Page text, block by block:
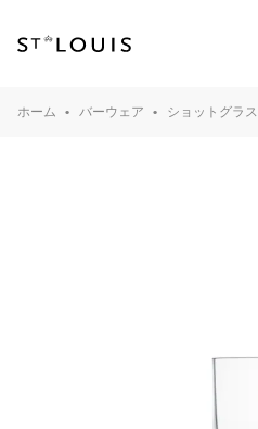
テーブルウェア
ホーム バーウェア ショットグラス